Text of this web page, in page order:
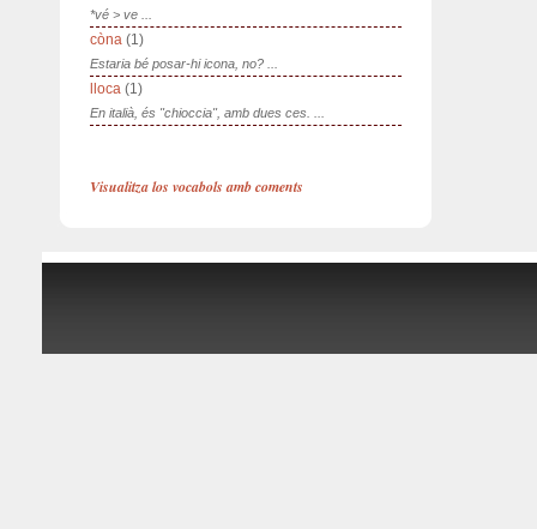
*vé > ve ...
còna (1)
Estaria bé posar-hi icona, no? ...
lloca (1)
En italià, és "chioccia", amb dues ces. ...
Visualitza los vocabols amb coments